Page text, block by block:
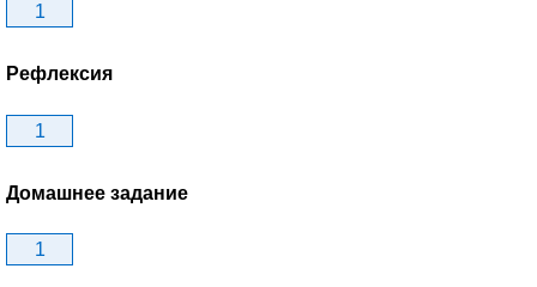
1
Рефлексия
1
Домашнее задание
1